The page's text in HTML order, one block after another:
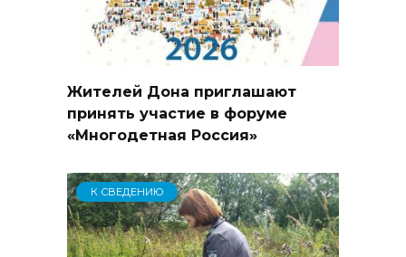
Жителей Дона приглашают
принять участие в форуме
«Многодетная Россия»
К СВЕДЕНИЮ